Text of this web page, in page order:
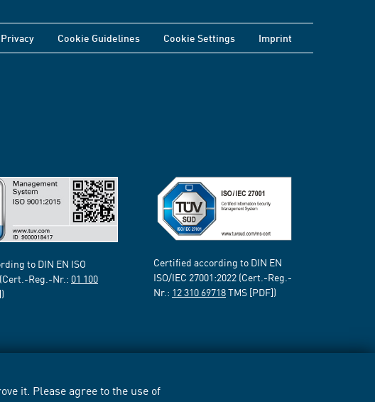
it. Please agree to the use of
Privacy Cookie Guidelines Cookie Settings Imprint
to DIN EN ISO
Reg.-Nr.: 01 100
Certified according to DIN EN
ISO/IEC 27001:2022 (Cert.-Reg.-
Nr.: 12 310 69718TMS [PDF])